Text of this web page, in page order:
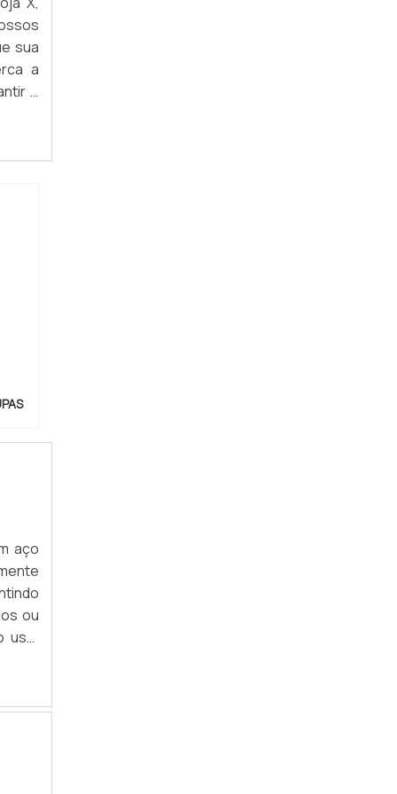
sua
a
o
aço
ou
uso,